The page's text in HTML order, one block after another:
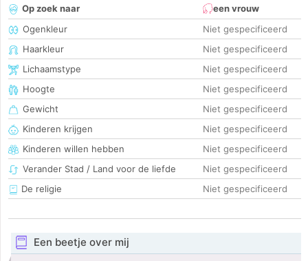
Op zoek naar
een vrouw
Ogenkleur
Niet gespecificeerd
Haarkleur
Niet gespecificeerd
Lichaamstype
Niet gespecificeerd
Hoogte
Niet gespecificeerd
Gewicht
Niet gespecificeerd
Kinderen krijgen
Niet gespecificeerd
Kinderen willen hebben
Niet gespecificeerd
Verander Stad / Land voor de liefde
Niet gespecificeerd
De religie
Niet gespecificeerd
Een beetje over mij